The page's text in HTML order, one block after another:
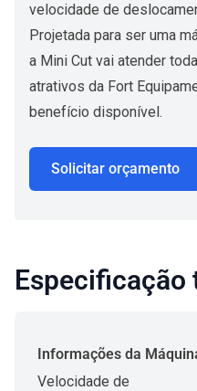
velocidade de
Projetada para ser uma
a Mini Cut vai atender
atrativos da Fort
benefício disponível.
Solicitar orçamento
Especificação
Informações da
Velocidade de